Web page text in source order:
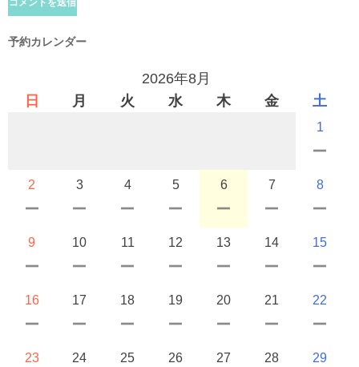
予約カレンダー
2026年8月
日
月 火 水 木 金 土
1
2 3 4 5 6 7 8
9 10 11 12 13 14 15
16 17 18 19 20 21 22
23 24 25 26 27 28 29